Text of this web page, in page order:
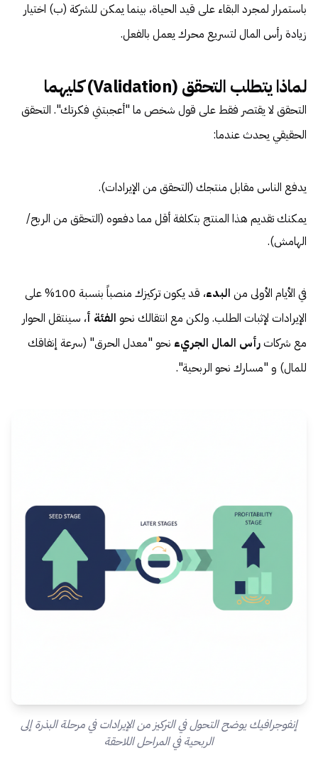
باستمرار لمجرد البقاء على قيد الحياة، بينما يمكن للشركة (ب) اختيار
زيادة رأس المال لتسريع محرك يعمل بالفعل.
لماذا يتطلب التحقق (Validation) كليهما
التحقق لا يقتصر فقط على قول شخص ما "أعجبتني فكرتك". التحقق
الحقيقي يحدث عندما:
يدفع الناس مقابل منتجك (التحقق من الإيرادات).
يمكنك تقديم هذا المنتج بتكلفة أقل مما دفعوه (التحقق من الربح/
الهامش).
في الأيام الأولى من البدء
، قد يكون تركيزك منصباً بنسبة 100% على
الإيرادات لإثبات الطلب. ولكن مع انتقالك نحو الفئة أ، سينتقل الحوار
مع شركات رأس المال الجريء نحو "معدل الحرق" (سرعة إنفاقك
للمال) و "مسارك نحو الربحية".
إنفوجرافيك يوضح التحول في التركيز من الإيرادات في مرحلة البذرة إلى
الربحية في المراحل اللاحقة